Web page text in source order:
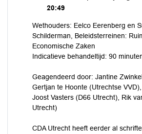
20:49
Wethouders: Eelco Eerenberg en
Schilderman, Beleidsterreinen:
Economische Zaken
Indicatieve behandeltijd: 90
Geagendeerd door: Jantine
Gertjan te Hoonte (Utrechtse VVD),
Joost Vasters (D66 Utrecht), Rik
Utrecht)
CDA Utrecht heeft eerder al